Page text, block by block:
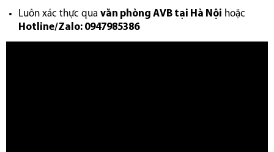
Luôn xác thực qua văn phòng AVB tại Hà Nội hoặc
Hotline/Zalo: 0947985386